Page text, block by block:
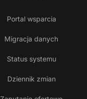
Portal wsparcia
Migracja danych
Status systemu
Dziennik zmian